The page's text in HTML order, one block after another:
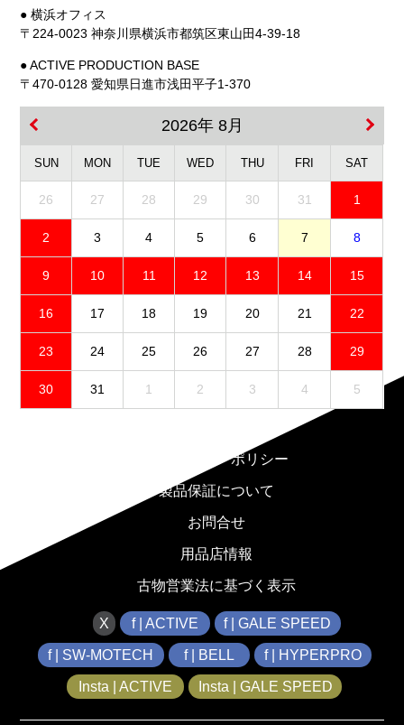
● 横浜オフィス
〒224-0023 神奈川県横浜市都筑区東山田4-39-18
● ACTIVE PRODUCTION BASE
〒470-0128 愛知県日進市浅田平子1-370
2026年 8月
SUN MON TUE WED THU FRI SAT
26 27 28 29 30 31 1
2 3 4 5 6 7 8
9 10 11 12 13 14 15
16 17 18 19 20 21 22
23 24 25 26 27 28 29
30 31 1 2 3 4 5
プライバシーポリシー
製品保証について
お問合せ
用品店情報
古物営業法に基づく表示
X f | ACTIVE f | GALE SPEED
f | SW-MOTECH f | BELL f | HYPERPRO
Insta | ACTIVE Insta | GALE SPEED